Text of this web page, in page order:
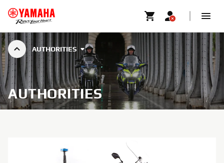
AUTHORITIES
AUTHORITIES